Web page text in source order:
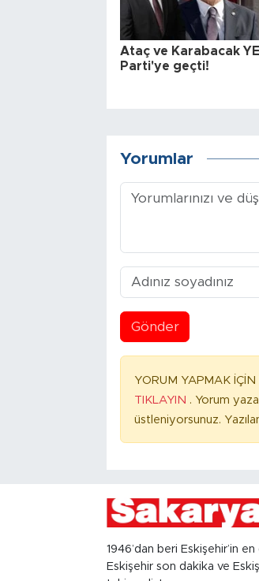
Ataç ve Karabacak
Parti'ye geçti!
Yorumlar
Gönder
YORUM YAPMAK İÇİN
TIKLAYIN . Yorum
üstleniyorsunuz.
1946’dan beri Eskişehir’in
Eskişehir son dakika ve